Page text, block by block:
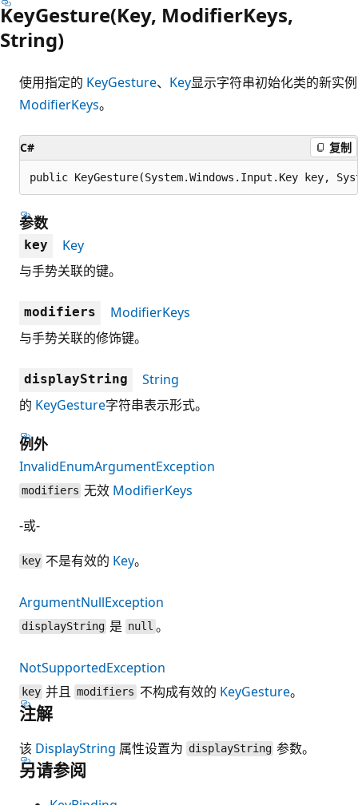
KeyGesture(Key, ModifierKeys,
String)
使用指定的 KeyGesture、 Key显示字符串初始化类的新实例
ModifierKeys。
C# 复制
public KeyGesture(System.Windows.Input.Key key,
参数
key
Key
与手势关联的键。
modifiers
ModifierKeys
与手势关联的修饰键。
displayString
String
的 KeyGesture字符串表示形式。
例外
InvalidEnumArgumentException
modifiers 无效 ModifierKeys
-或-
key 不是有效的 Key。
ArgumentNullException
displayString 是 null 。
NotSupportedException
key 并且 modifiers 不构成有效的 KeyGesture。
注解
该 DisplayString 属性设置为 displayString 参数。
另请参阅